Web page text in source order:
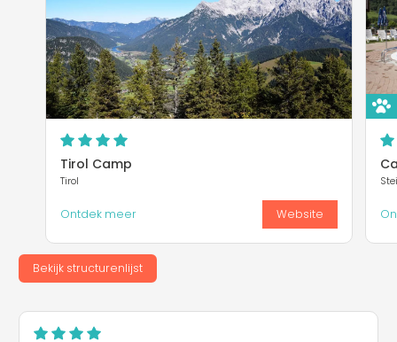
Tirol Camp
Tirol
Ontdek meer Website
Bekijk structurenlijst